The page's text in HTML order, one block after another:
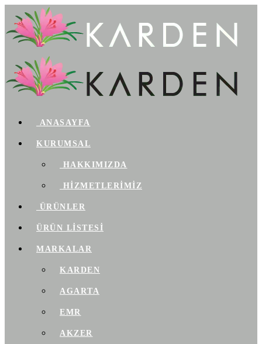
ANASAYFA
KURUMSAL
HAKKIMIZDA
HİZMETLERİMİZ
ÜRÜNLER
ÜRÜN LİSTESİ
MARKALAR
KARDEN
AGARTA
EMR
AKZER